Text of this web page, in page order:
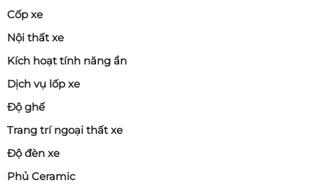
Cốp xe
Nội thất xe
Kích hoạt tính năng ẩn
Dịch vụ lốp xe
Độ ghế
Trang trí ngoại thất xe
Độ đèn xe
Phủ Ceramic